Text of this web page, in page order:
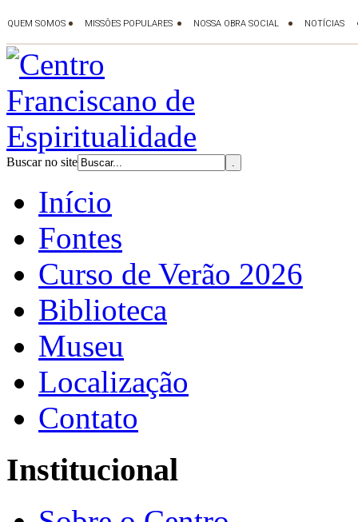
Buscar no site
Início
Fontes
Curso de Verão 2026
Biblioteca
Museu
Localização
Contato
Institucional